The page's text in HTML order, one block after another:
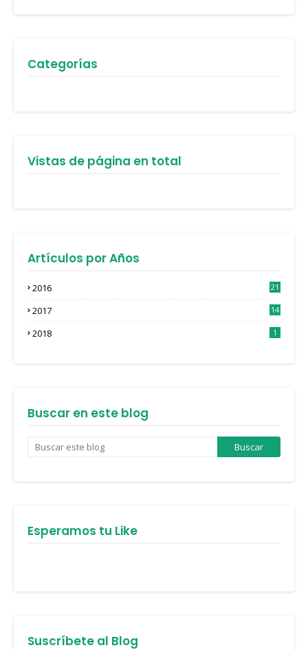
Categorías
Vistas de página en total
Artículos por Años
2016
21
2017
14
2018 1
Buscar en este blog
Esperamos tu Like
Suscríbete al Blog